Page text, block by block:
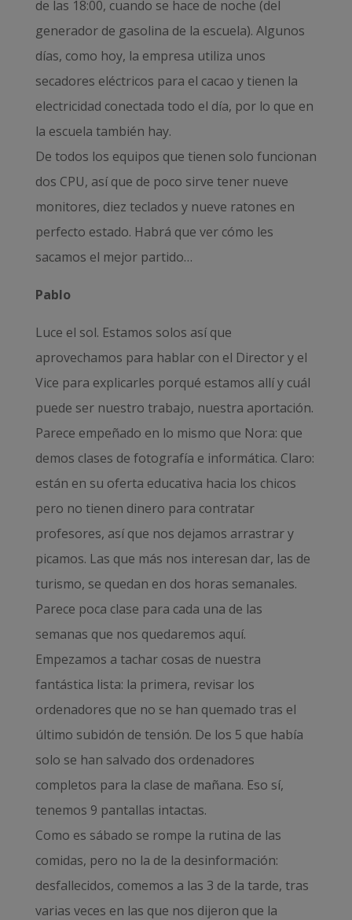
de las 18:00, cuando se hace de noche (del
generador de gasolina de la escuela). Algunos
días, como hoy, la empresa utiliza unos
secadores eléctricos para el cacao y tienen la
electricidad conectada todo el día, por lo que en
la escuela también hay.
De todos los equipos que tienen solo funcionan
dos CPU, así que de poco sirve tener nueve
monitores, diez teclados y nueve ratones en
perfecto estado. Habrá que ver cómo les
sacamos el mejor partido…
Pablo
Luce el sol. Estamos solos así que
aprovechamos para hablar con el Director y el
Vice para explicarles porqué estamos allí y cuál
puede ser nuestro trabajo, nuestra aportación.
Parece empeñado en lo mismo que Nora: que
demos clases de fotografía e informática. Claro:
están en su oferta educativa hacia los chicos
pero no tienen dinero para contratar
profesores, así que nos dejamos arrastrar y
picamos. Las que más nos interesan dar, las de
turismo, se quedan en dos horas semanales.
Parece poca clase para cada una de las
semanas que nos quedaremos aquí.
Empezamos a tachar cosas de nuestra
fantástica lista: la primera, revisar los
ordenadores que no se han quemado tras el
último subidón de tensión. De los 5 que había
solo se han salvado dos ordenadores
completos para la clase de mañana. Eso sí,
tenemos 9 pantallas intactas.
Como es sábado se rompe la rutina de las
comidas, pero no la de la desinformación:
desfallecidos, comemos a las 3 de la tarde, tras
varias veces en las que nos dijeron que la